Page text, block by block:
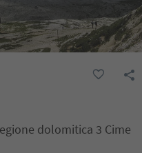
dolomitica 3 Cime